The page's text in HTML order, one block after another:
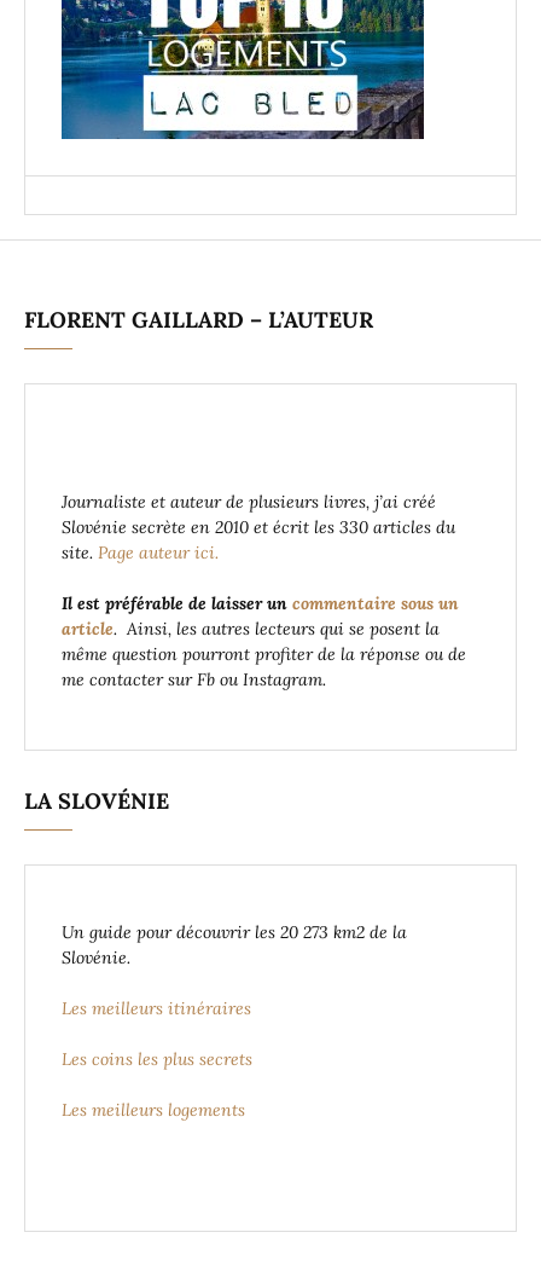
FLORENT GAILLARD – L’AUTEUR
Journaliste et auteur de plusieurs livres, j’ai créé
Slovénie secrète en 2010 et écrit les 330 articles du
site. Page auteur ici.
Il est préférable de laisser un commentaire sous un
article. Ainsi, les autres lecteurs qui se posent la
même question pourront profiter de la réponse ou de
me contacter sur Fb ou Instagram.
LA SLOVÉNIE
Un guide pour découvrir les 20 273 km2 de la
Slovénie.
Les meilleurs itinéraires
Les coins les plus secrets
Les meilleurs logements